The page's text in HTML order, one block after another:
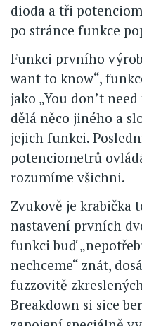
dioda a tři
po stránce funkce
Funkci prvního
want to know“,
jako „You don’t
dělá něco jiného a
jejich funkci.
potenciometrů
rozumíme všichni.
Zvukově je krabička
nastavení prvních
funkci buď
nechceme“ znát,
fuzzovitě
Breakdown si sice